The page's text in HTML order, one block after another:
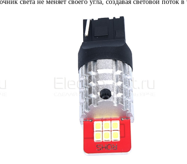
света не меняет своего угла, создавая световой поток